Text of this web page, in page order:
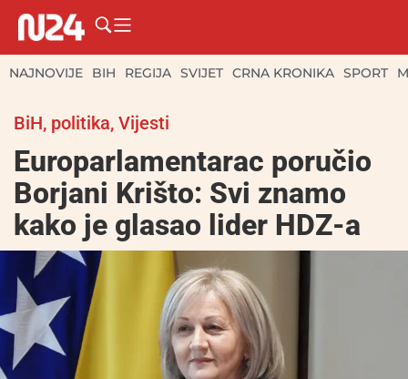
NAJNOVIJE BIH REGIJA SVIJET CRNA KRONIKA SPORT
BiH, politika, Vijesti
Europarlamentarac poručio
Borjani Krišto: Svi znamo
kako je glasao lider HDZ-a